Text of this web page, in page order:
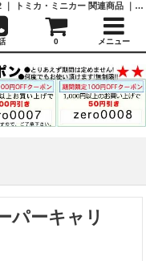
パーキャリ
トミカ No.117 スズキ スーパーキャリイ TMC01622 ｜ トミカ・ミニカー 関連商品 ｜ガシャポン,フィギュア,トミカ,食玩,販売,通販,大阪,日本橋, 『Toy's Zero』 トイズゼロ
0 メニュー